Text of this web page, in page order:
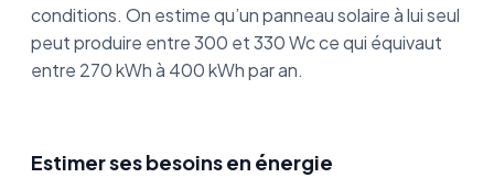
conditions. On estime qu’un panneau solaire à lui seul
peut produire entre 300 et 330 Wc ce qui équivaut
entre 270 kWh à 400 kWh par an.
Estimer ses besoins en énergie